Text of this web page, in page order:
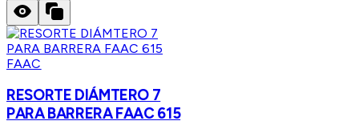
FAAC
RESORTE DIÁMTERO 7
PARA BARRERA FAAC 615